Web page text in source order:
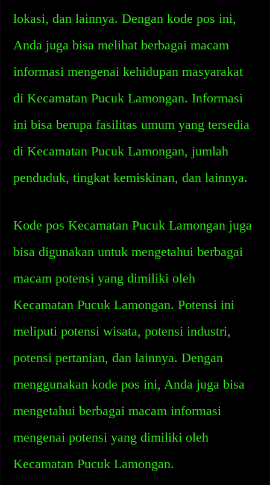
lokasi, dan lainnya. Dengan kode pos ini,
Anda juga bisa melihat berbagai macam
informasi mengenai kehidupan masyarakat
di Kecamatan Pucuk Lamongan. Informasi
ini bisa berupa fasilitas umum yang tersedia
di Kecamatan Pucuk Lamongan, jumlah
penduduk, tingkat kemiskinan, dan lainnya.
Kode pos Kecamatan Pucuk Lamongan juga
bisa digunakan untuk mengetahui berbagai
macam potensi yang dimiliki oleh
Kecamatan Pucuk Lamongan. Potensi ini
meliputi potensi wisata, potensi industri,
potensi pertanian, dan lainnya. Dengan
menggunakan kode pos ini, Anda juga bisa
mengetahui berbagai macam informasi
mengenai potensi yang dimiliki oleh
Kecamatan Pucuk Lamongan.